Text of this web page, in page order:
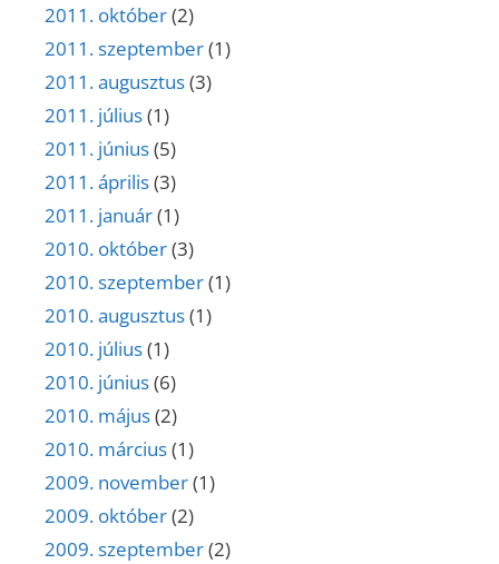
2011. október(2)
2011. szeptember(1)
2011. augusztus(3)
2011. július(1)
2011. június(5)
2011. április(3)
2011. január(1)
2010. október(3)
2010. szeptember(1)
2010. augusztus(1)
2010. július(1)
2010. június(6)
2010. május(2)
2010. március(1)
2009. november(1)
2009. október(2)
2009. szeptember(2)